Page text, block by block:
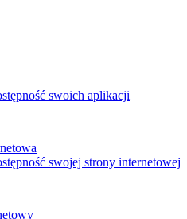
swoich aplikacji
swojej strony internetowej